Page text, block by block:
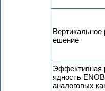
Вертикальное
ешение
Эффективная
ядность ENOB
аналоговых